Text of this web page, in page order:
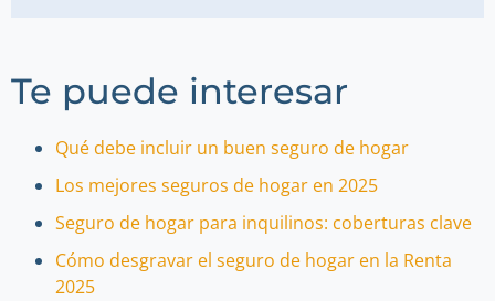
Te puede interesar
Qué debe incluir un buen seguro de hogar
Los mejores seguros de hogar en 2025
Seguro de hogar para inquilinos: coberturas clave
Cómo desgravar el seguro de hogar en la Renta
2025